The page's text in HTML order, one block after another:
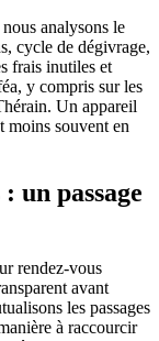
analysons le
cycle de dégivrage,
frais inutiles et
y compris sur les
Un appareil
moins souvent en
un passage
rendez-vous
avant
les passages
à raccourcir